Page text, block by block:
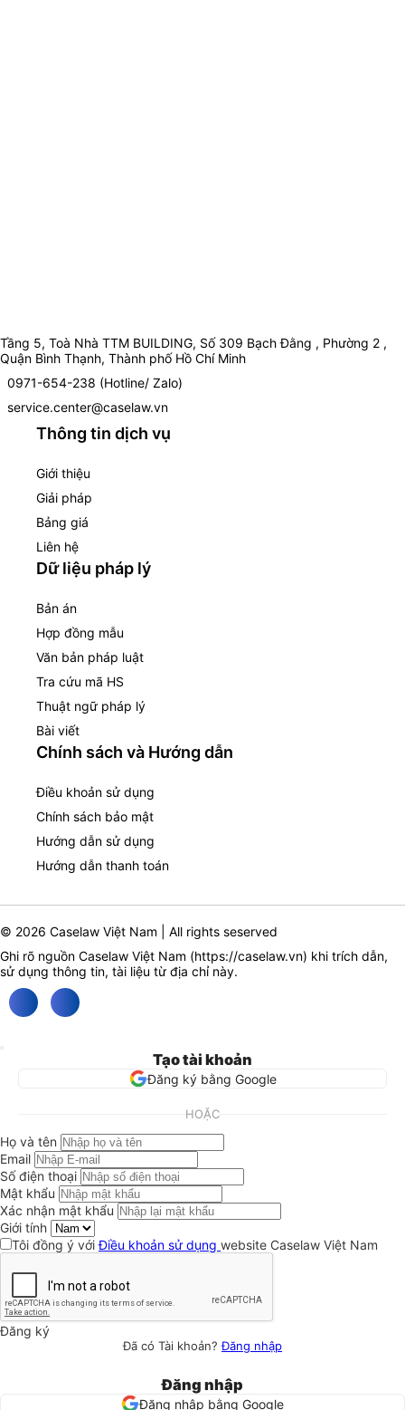
Tầng 5, Toà Nhà TTM BUILDING, Số 309 Bạch Đằng , Phường 2 ,
Quận Bình Thạnh, Thành phố Hồ Chí Minh
0971-654-238 (Hotline/ Zalo)
service.center@caselaw.vn
Thông tin dịch vụ
Giới thiệu
Giải pháp
Bảng giá
Liên hệ
Dữ liệu pháp lý
Bản án
Hợp đồng mẫu
Văn bản pháp luật
Tra cứu mã HS
Thuật ngữ pháp lý
Bài viết
Chính sách và Hướng dẫn
Điều khoản sử dụng
Chính sách bảo mật
Hướng dẫn sử dụng
Hướng dẫn thanh toán
© 2026 Caselaw Việt Nam | All rights seserved
Ghi rõ nguồn Caselaw Việt Nam (https://caselaw.vn) khi trích dẫn,
sử dụng thông tin, tài liệu từ địa chỉ này.
Tạo tài khoản
Đăng ký bằng Google
HOẶC
Họ và tên
Email
Số điện thoại
Mật khẩu
Xác nhận mật khẩu
Giới tính
Tôi đồng ý vớiĐiều khoản sử dụng website Caselaw Việt Nam
Đăng ký
Đã có Tài khoản?Đăng nhập
Đăng nhập
Đăng nhập bằng Google